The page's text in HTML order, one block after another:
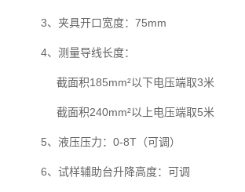
3、夹具开口宽度：75mm
4、测量导线长度：
截面积185mm²以下电压端取3米
截面积240mm²以上电压端取5米
5、液压压力：0-8T（可调）
6、试样辅助台升降高度：可调